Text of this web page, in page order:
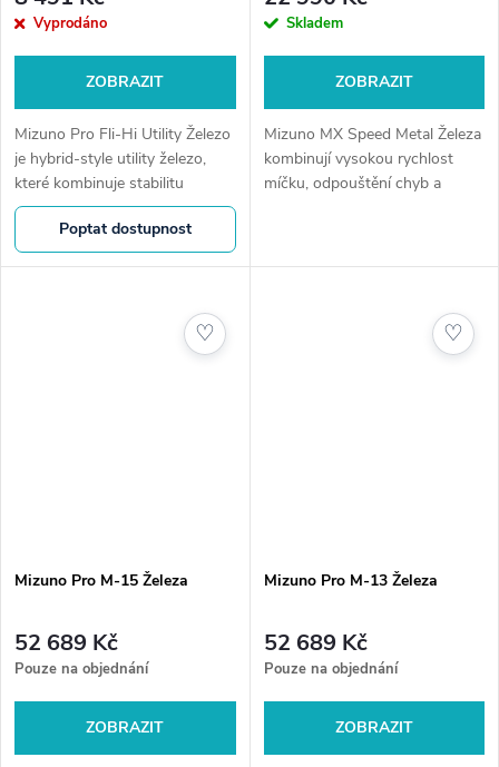
Vyprodáno
ZOBRAZIT
Mizuno Pro Fli-Hi Utility Železo
je hybrid-style utility železo,
které kombinuje stabilitu
klasického železa s
jednoduchým launch profilem a
snadným kontaktem. Ideální
Poptat dostupnost
Skladem
ZOBRAZIT
Mizuno MX Speed Metal Železa
kombinují vysokou rychlost
míčku, odpouštění chyb a
Mizuno Pro M-15 Železa
52 689 Kč
Pouze na objednání
ZOBRAZIT
♡
Mizuno Pro M-13 Železa
52 689 Kč
Pouze na objednání
ZOBRAZIT
♡